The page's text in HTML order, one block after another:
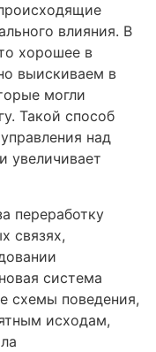
влияния. В
хорошее в
выискиваем в
могли
Такой способ
над
увеличивает
переработку
связях,
система
схемы поведения,
исходам,